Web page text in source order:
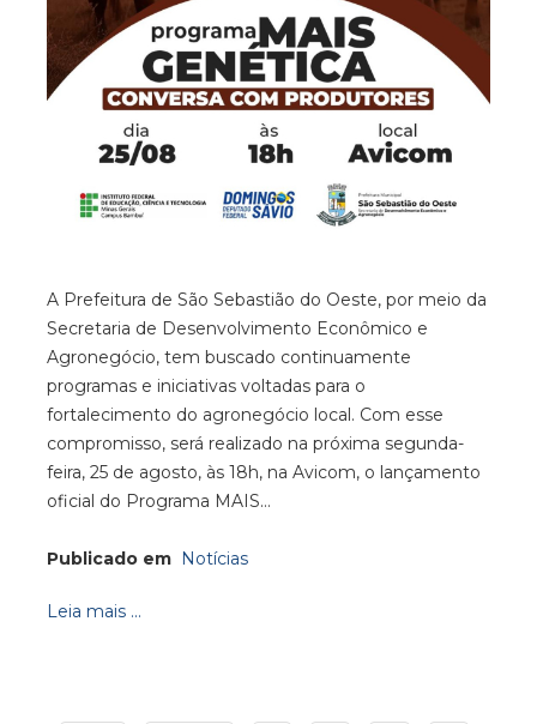
A Prefeitura de São Sebastião do Oeste, por meio da
Secretaria de Desenvolvimento Econômico e
Agronegócio, tem buscado continuamente
programas e iniciativas voltadas para o
fortalecimento do agronegócio local. Com esse
compromisso, será realizado na próxima segunda-
feira, 25 de agosto, às 18h, na Avicom, o lançamento
oficial do Programa MAIS…
Publicado em Notícias
Leia mais ...